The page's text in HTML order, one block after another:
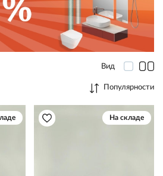
Популярности
Вид
На складе